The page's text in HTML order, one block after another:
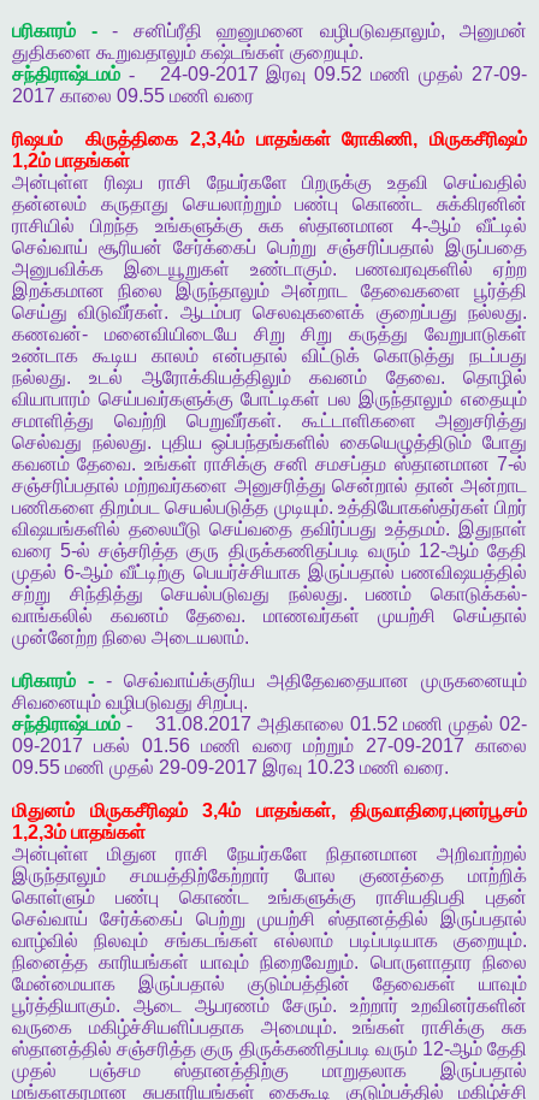
பரிகாரம் -- சனிப்ரீதி ஹனுமனை வழிபடுவதாலும், அனுமன்
துதிகளை கூறுவதாலும் கஷ்டங்கள் குறையும்.
சந்திராஷ்டமம் - 24-09-2017 இரவு 09.52மணி முதல் 27-09-
2017 காலை 09.55 மணி வரை
ரிஷபம் கிருத்திகை 2,3,4ம் பாதங்கள் ரோகிணி,மிருகசீரிஷம்
1,2ம் பாதங்கள்
அன்புள்ள
ரிஷப ராசி நேயர்களே பிறருக்கு உதவி
செய்வதில்
தன்னலம்
கருதாது செயலாற்றும் பண்பு கொண்ட
சுக்கிரனின்
ராசியில்
பிறந்த உங்களுக்கு சுக ஸ்தானமான 4-ஆம்
வீட்டில்
செவ்வாய் சூரியன் சேர்க்கைப் பெற்று சஞ்சரிப்பதால்
இருப்பதை
அனுபவிக்க
இடையூறுகள் உண்டாகும்.பணவரவுகளில்
ஏற்ற
இறக்கமான
நிலை இருந்தாலும் அன்றாட தேவைகளை
பூர்த்தி
செய்து
விடுவீர்கள். ஆடம்பர செலவுகளைக் குறைப்பது நல்லது.
கணவன்- மனைவியிடையே சிறு சிறு கருத்து
வேறுபாடுகள்
உண்டாக
கூடிய காலம் என்பதால் விட்டுக் கொடுத்து
நடப்பது
நல்லது.உடல் ஆரோக்கியத்திலும் கவனம் தேவை.தொழில்
வியாபாரம் செய்பவர்களுக்கு போட்டிகள் பல இருந்தாலும் எதையும்
சமாளித்து
வெற்றி பெறுவீர்கள். கூட்டாளிகளை
அனுசரித்து
செல்வது நல்லது. புதிய ஒப்பந்தங்களில் கையெழுத்திடும் போது
கவனம் தேவை. உங்கள் ராசிக்கு சனி சமசப்தம ஸ்தானமான 7-ல்
சஞ்சரிப்பதால் மற்றவர்களை அனுசரித்து சென்றால் தான் அன்றாட
பணிகளை திறம்பட செயல்படுத்த முடியும். உத்தியோகஸ்தர்கள் பிறர்
விஷயங்களில் தலையீடு செய்வதை தவிர்ப்பது உத்தமம். இதுநாள்
வரை 5-ல் சஞ்சரித்த குரு திருக்கணிதப்படி வரும்12-ஆம் தேதி
முதல் 6-ஆம் வீட்டிற்கு பெயர்ச்சியாக இருப்பதால் பணவிஷயத்தில்
சற்று
சிந்தித்து செயல்படுவது நல்லது.பணம் கொடுக்கல்-
வாங்கலில்
கவனம் தேவை. மாணவர்கள் முயற்சி
செய்தால்
முன்னேற்ற நிலை அடையலாம்.
பரிகாரம் - - செவ்வாய்க்குரிய அதிதேவதையான
முருகனையும்
சிவனையும் வழிபடுவது சிறப்பு.
சந்திராஷ்டமம் - 31.08.2017 அதிகாலை 01.52மணி முதல் 02-
09-2017பகல் 01.56மணி வரை மற்றும் 27-09-2017காலை
09.55 மணி முதல் 29-09-2017 இரவு 10.23 மணி வரை.
மிதுனம் மிருகசீரிஷம்3,4ம் பாதங்கள், திருவாதிரை,புனர்பூசம்
1,2,3ம் பாதங்கள்
அன்புள்ள
மிதுன ராசி நேயர்களே நிதானமான
அறிவாற்றல்
இருந்தாலும்
சமயத்திற்கேற்றார் போல குணத்தை
மாற்றிக்
கொள்ளும்
பண்பு கொண்ட உங்களுக்கு ராசியதிபதி
புதன்
செவ்வாய்
சேர்க்கைப் பெற்று முயற்சி ஸ்தானத்தில்
இருப்பதால்
வாழ்வில்
நிலவும் சங்கடங்கள் எல்லாம் படிப்படியாக குறையும்.
நினைத்த காரியங்கள் யாவும் நிறைவேறும். பொருளாதார நிலை
மேன்மையாக
இருப்பதால் குடும்பத்தின் தேவைகள்
யாவும்
பூர்த்தியாகும். ஆடை ஆபரணம் சேரும். உற்றார்
உறவினர்களின்
வருகை
மகிழ்ச்சியளிப்பதாக அமையும்.உங்கள் ராசிக்கு
சுக
ஸ்தானத்தில் சஞ்சரித்த குரு திருக்கணிதப்படி வரும்12-ஆம் தேதி
முதல்
பஞ்சம ஸ்தானத்திற்கு மாறுதலாக
இருப்பதால்
மங்களகரமான
சுபகாரியங்கள் கைகூடி குடும்பத்தில் மகிழ்ச்சி